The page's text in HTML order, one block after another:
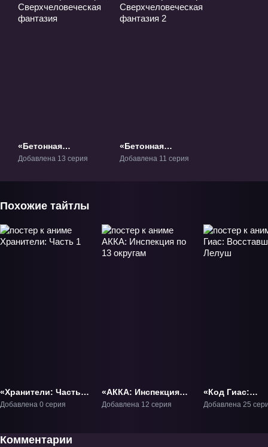
«Бетонная
революция:
Добавлена 13 серия
«Бетонная
революция:
Добавлена 11 серия
Похожие тайтлы
«Хранители: Часть
1» Фильм-1
Добавлена 0 серия
«АККА: Инспекция
по 13 округам» ТВ-1
Добавлена 12 серия
«Код Гиас:
Восставший
Добавлена 25
Комментарии